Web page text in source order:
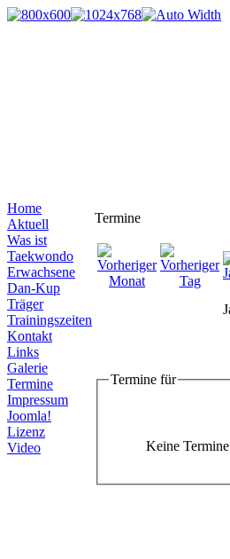
Home
Aktuell
Was ist
Taekwondo
Erwachsene
Dan-Kup
Träger
Trainingszeiten
Kontakt
Links
Galerie
Termine
Impressum
Joomla!
Lizenz
Video
Termine
Termine für
Keine